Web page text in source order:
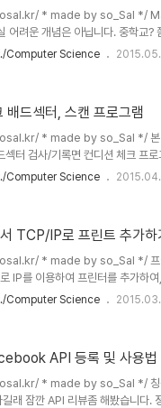
* made by so_Sal */
어려운 개념은 아닙니다. 중학교?
먹기도 그다지 어렵진 않은 내용
+ a4*b4 A matri..
Computer Science
배드섹터, 스캔 프로그램
* made by so_Sal */ 본 프
섹터 검사/기록면 컨디션 체크 프
상/느려지는 데이터 읽기속도 등..
악 후 LBA값출력. 3.스캔버퍼 선
페이지별 빠른이동 - 페이..
Computer Science
TCP/IP로 프린트 추가하
* made by so_Sal */ 프린
IP를 이용하여 프린터를 추가하
린트 IP를 알고 있는 상태에서,
프린터로 아래와 같이 진행해주시
터 추가 4. 장치 유형(T): 에는..
Computer Science
API 등록 및 사용법
* made by so_Sal */ 칭구
래 잠깐 API 리뷰좀 해봤습니다.